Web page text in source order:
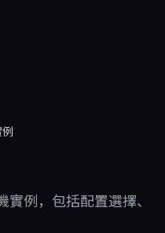
例，包括配置選擇、